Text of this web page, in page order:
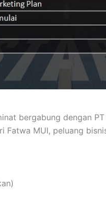
bergabung dengan
Fatwa MUI, peluang